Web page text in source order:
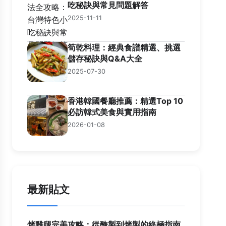
吃秘訣與常見問題解答
2025-11-11
筍乾料理：經典食譜精選、挑選
儲存秘訣與Q&A大全
2025-07-30
香港韓國餐廳推薦：精選Top 10
必訪韓式美食與實用指南
2026-01-08
最新貼文